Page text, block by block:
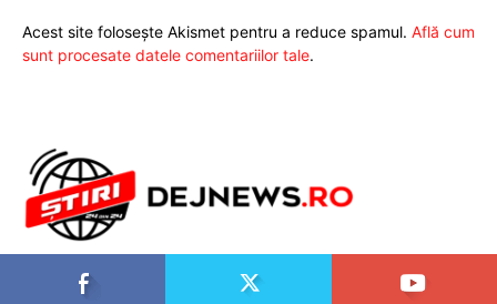
Acest site folosește Akismet pentru a reduce spamul. Află cum
sunt procesate datele comentariilor tale.